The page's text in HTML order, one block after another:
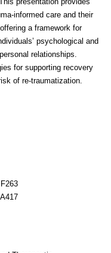
informed care and their
a framework for
psychological and
relationships.
for supporting recovery
of re-traumatization.